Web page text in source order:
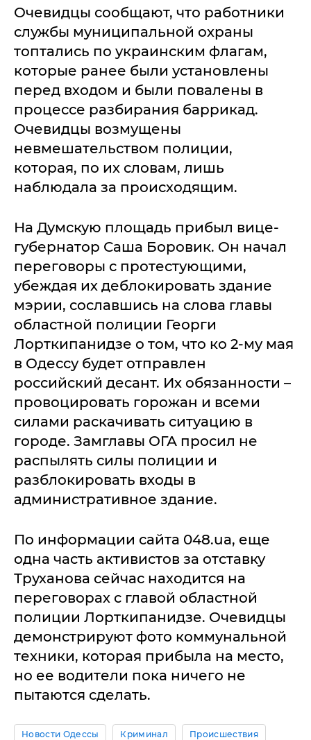
Очевидцы сообщают, что работники
службы муниципальной охраны
топтались по украинским флагам,
которые ранее были установлены
перед входом и были повалены в
процессе разбирания баррикад.
Очевидцы возмущены
невмешательством полиции,
которая, по их словам, лишь
наблюдала за происходящим.
На Думскую площадь прибыл вице-
губернатор Саша Боровик. Он начал
переговоры с протестующими,
убеждая их деблокировать здание
мэрии, сославшись на слова главы
областной полиции Георги
Лорткипанидзе о том, что ко 2-му мая
в Одессу будет отправлен
российский десант. Их обязанности –
провоцировать горожан и всеми
силами раскачивать ситуацию в
городе. Замглавы ОГА просил не
распылять силы полиции и
разблокировать входы в
административное здание.
По информации сайта 048.ua, еще
одна часть активистов за отставку
Труханова сейчас находится на
переговорах с главой областной
полиции Лорткипанидзе. Очевидцы
демонстрируют фото коммунальной
техники, которая прибыла на место,
но ее водители пока ничего не
пытаются сделать.
Новости Одессы Криминал Происшествия